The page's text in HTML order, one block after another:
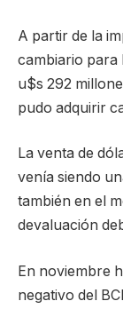
A partir de la
cambiario para
u$s 292
pudo adquirir
La venta de
venía siendo
también en el
devaluación
En noviembre
negativo del